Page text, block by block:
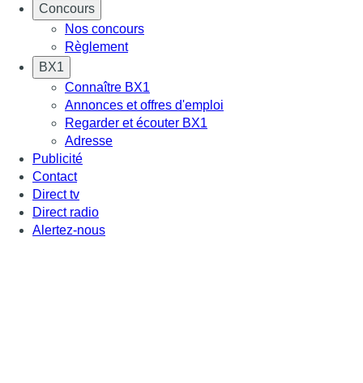
Concours
Nos concours
Règlement
BX1
Connaître BX1
Annonces et offres d'emploi
Regarder et écouter BX1
Adresse
Publicité
Contact
Direct tv
Direct radio
Alertez-nous